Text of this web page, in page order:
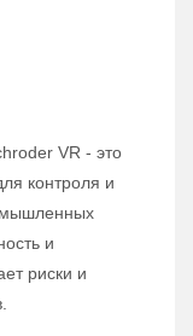
VR - это
контроля и
и
риски и